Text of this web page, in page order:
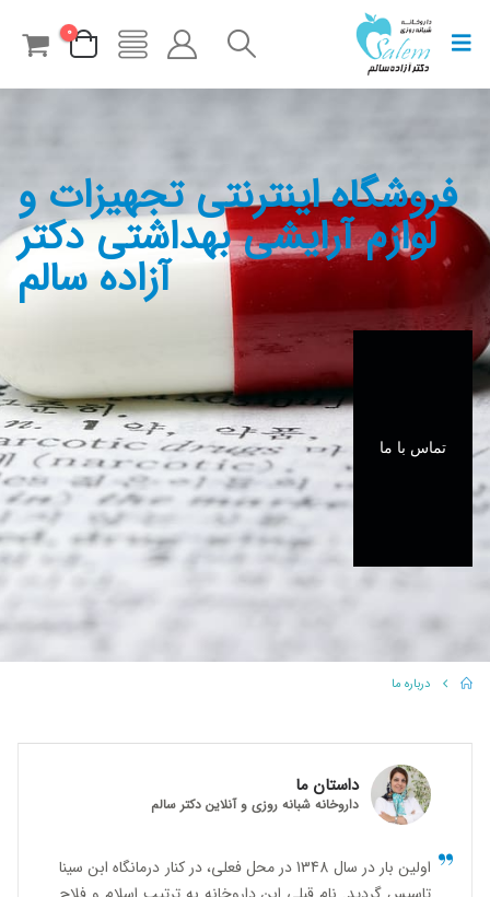
0
فروشگاه اینترنتی تجهیزات و
لوازم آرایشی بهداشتی دکتر
آزاده سالم
تماس با ما
درباره ما
داستان ما
داروخانه شبانه روزی و آنلاین دکتر سالم
اولین بار در سال 1348 در محل فعلی، در کنار درمانگاه ابن سینا